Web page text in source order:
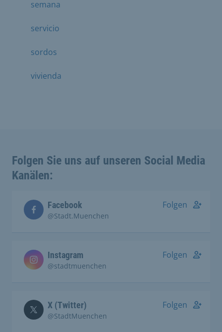
semana
servicio
sordos
vivienda
Folgen Sie uns auf unseren Social Media
Kanälen:
Facebook
@Stadt.Muenchen
Folgen
Instagram
@stadtmuenchen
Folgen
X (Twitter)
@StadtMuenchen
Folgen